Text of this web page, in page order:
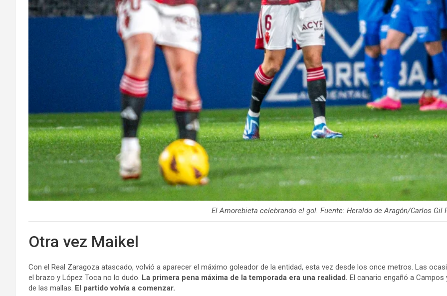
El Amorebieta celebrando el gol. Fuente: Heraldo de Aragón/Carlos Gil
Otra vez Maikel
Con el Real Zaragoza atascado, volvió a aparecer el máximo goleador de la entidad, esta vez desde los once metros. Las
el brazo y López Toca no lo dudo. La primera pena máxima de la temporada era una realidad. El canario engañó a
de las mallas. El partido volvía a comenzar.